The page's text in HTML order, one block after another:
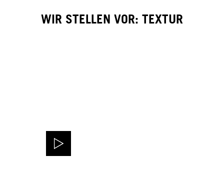
WIR STELLEN VOR: TEXTUR